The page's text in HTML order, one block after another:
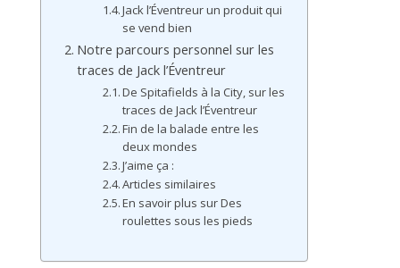
Jack l’Éventreur un produit qui
se vend bien
Notre parcours personnel sur les
traces de Jack l’Éventreur
De Spitafields à la City, sur les
traces de Jack l’Éventreur
Fin de la balade entre les
deux mondes
J’aime ça :
Articles similaires
En savoir plus sur Des
roulettes sous les pieds